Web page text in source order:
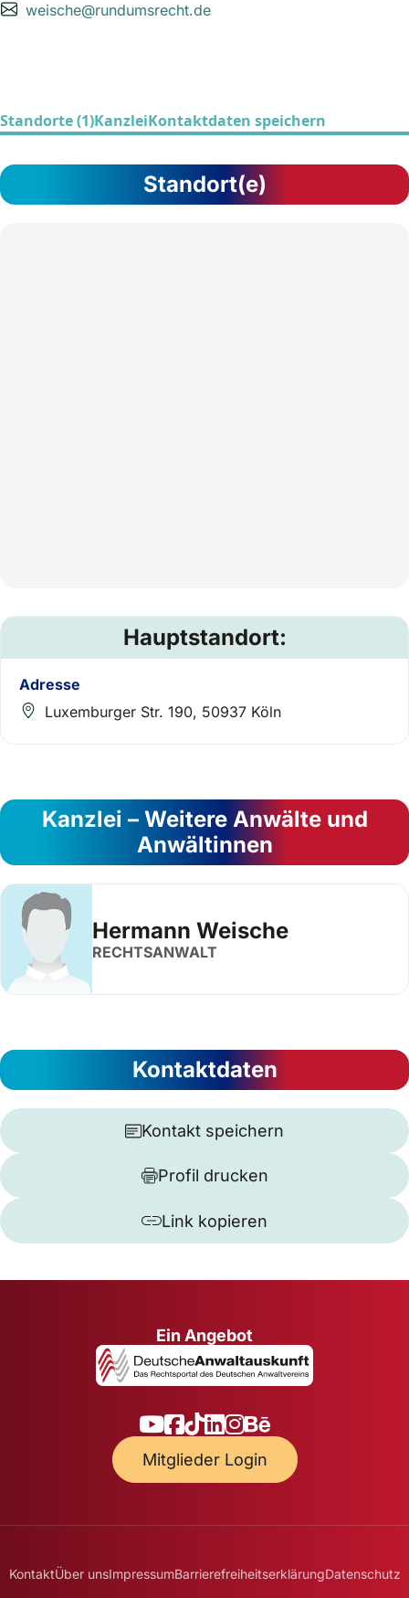
weische@rundumsrecht.de
Standorte (1)KanzleiKontaktdaten speichern
Standort(e)
Hauptstandort:
Adresse
Luxemburger Str. 190, 50937 Köln
Kanzlei – Weitere Anwälte und
Anwältinnen
Hermann Weische
RECHTSANWALT
Kontaktdaten
Kontakt speichern
Profil drucken
Link kopieren
Ein Angebot
Mitglieder Login
KontaktÜber unsImpressumBarrierefreiheitserklärungDatenschutz